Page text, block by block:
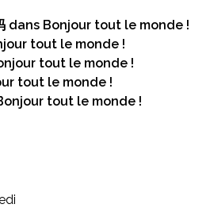
dans Bonjour tout le monde !
tout le monde !
tout le monde !
tout le monde !
tout le monde !